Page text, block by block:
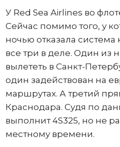
У Red Sea Airlines во
Сейчас помимо того, у
ночью отказала
все три в деле. Один из
вылететь в Санкт-
один задействован на
маршрутах. А третий
Краснодара. Судя по
выполнит 4S325, но не
местному времени.